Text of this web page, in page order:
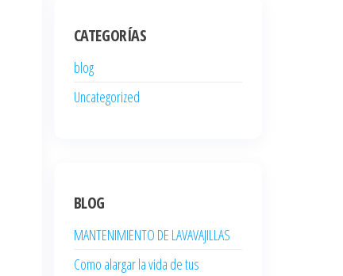
CATEGORÍAS
blog
Uncategorized
BLOG
MANTENIMIENTO DE LAVAVAJILLAS
Como alargar la vida de tus